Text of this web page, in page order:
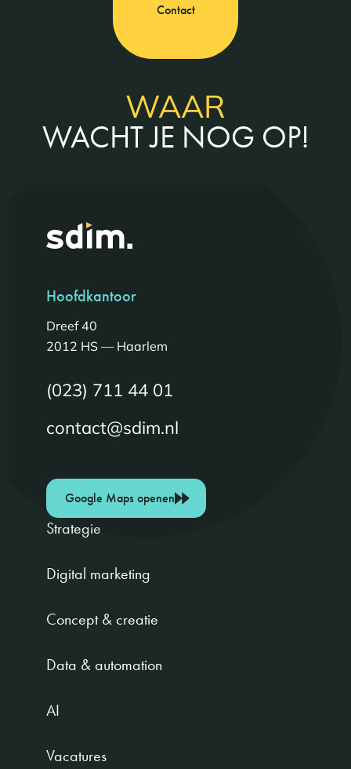
Contact
WAAR
WACHT JE NOG OP!
Hoofdkantoor
Dreef 40
2012 HS — Haarlem
(023) 711 44 01
contact@sdim.nl
Google Maps openen
Strategie
Digital marketing
Concept & creatie
Data & automation
AI
Vacatures